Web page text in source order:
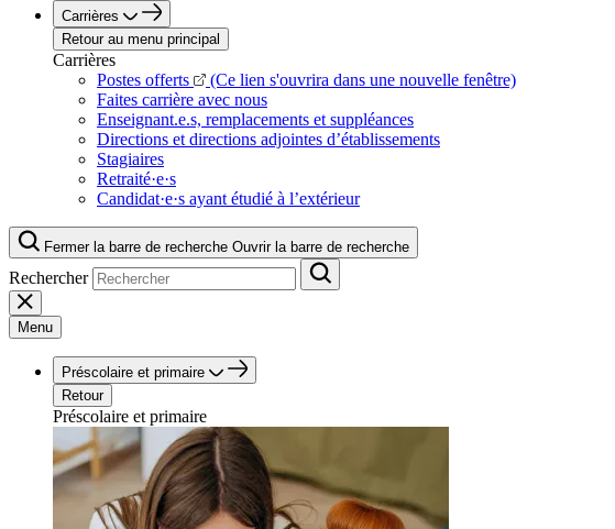
Carrières
Retour au menu principal
Carrières
Postes offerts
(Ce lien s'ouvrira dans une nouvelle fenêtre)
Faites carrière avec nous
Enseignant.e.s, remplacements et suppléances
Directions et directions adjointes d’établissements
Stagiaires
Retraité·e·s
Candidat·e·s ayant étudié à l’extérieur
Fermer la barre de recherche Ouvrir la barre de recherche
Rechercher
Menu
Préscolaire et primaire
Retour
Préscolaire et primaire